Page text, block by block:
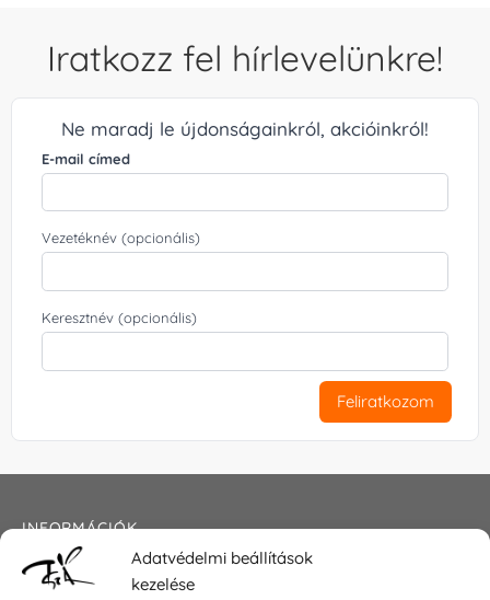
Adatvédelmi beállítások
kezelése
Iratkozz fel hírlevelünkre!
Ne maradj le újdonságainkról, akcióinkról!
E-mail címed
Vezetéknév (opcionális)
Keresztnév (opcionális)
Feliratkozom
INFORMÁCIÓK
Általános szerződési feltételek